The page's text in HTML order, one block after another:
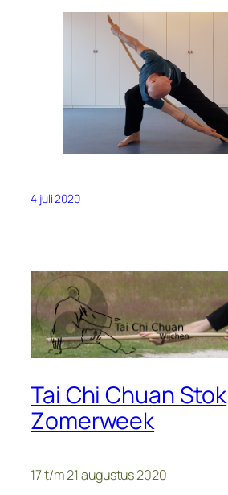
4 juli 2020
Tai Chi Chuan Stok
Zomerweek
17 t/m 21 augustus 2020